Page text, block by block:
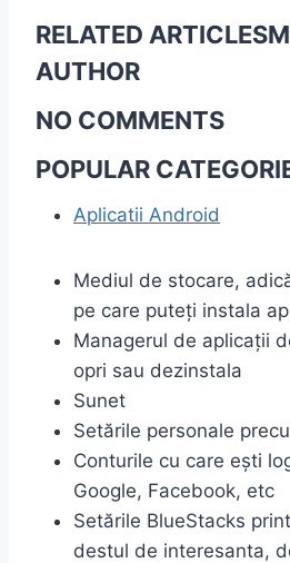
RELATED ARTICLES
AUTHOR
NO COMMENTS
POPULAR
Aplicatii Android
Mediul de stocare,
pe care puteți instala
Managerul de aplicații
opri sau dezinstala
Sunet
Setările personale
Conturile cu care ești
Google, Facebook, etc
Setările BlueStacks
destul de interesanta,